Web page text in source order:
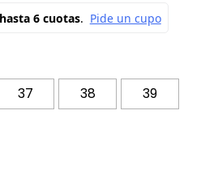
37 38
39